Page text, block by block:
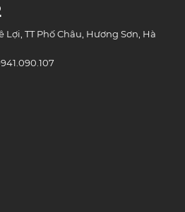
Lợi, TT Phố Châu, Hương Sơn, Hà